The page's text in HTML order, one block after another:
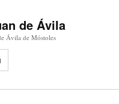
de Ávila
Ávila de Móstoles